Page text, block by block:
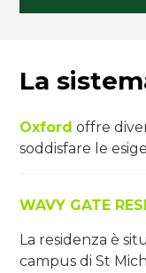
La
Oxford offre
soddisfare le
WAVY GATE
La residenza è
campus di St